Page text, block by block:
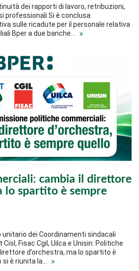
dei rapporti di lavoro, retribuzioni,
professionali Si è conclusa
sulle ricadute per il personale relativa
Bper a due banche…
cambia il direttore
lo spartito è sempre
dei Coordinamenti sindacali
Cisl, Fisac Cgil, Uilca e Unisin: Politiche
d’orchestra, ma lo spartito è
si è riunita la…